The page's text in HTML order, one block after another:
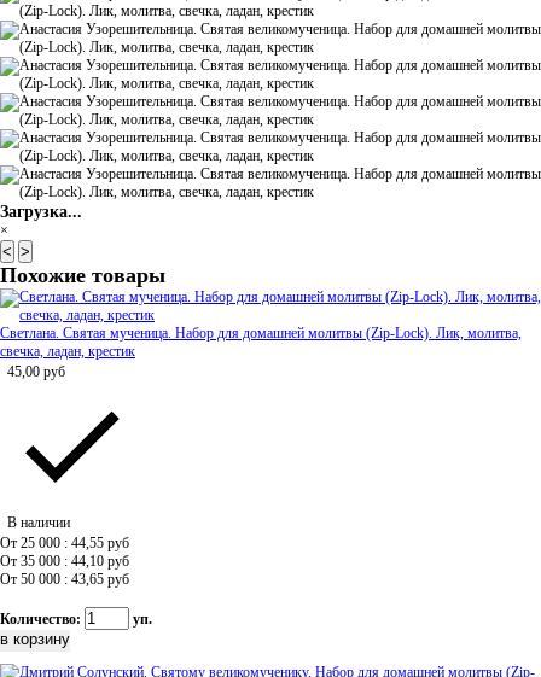
Загрузка...
×
< >
Похожие товары
Светлана. Святая мученица. Набор для домашней молитвы (Zip-Lock). Лик, молитва,
свечка, ладан, крестик
45,00 руб
В наличии
От 25 000 : 44,55 руб
От 35 000 : 44,10 руб
От 50 000 : 43,65 руб
Количество: уп.